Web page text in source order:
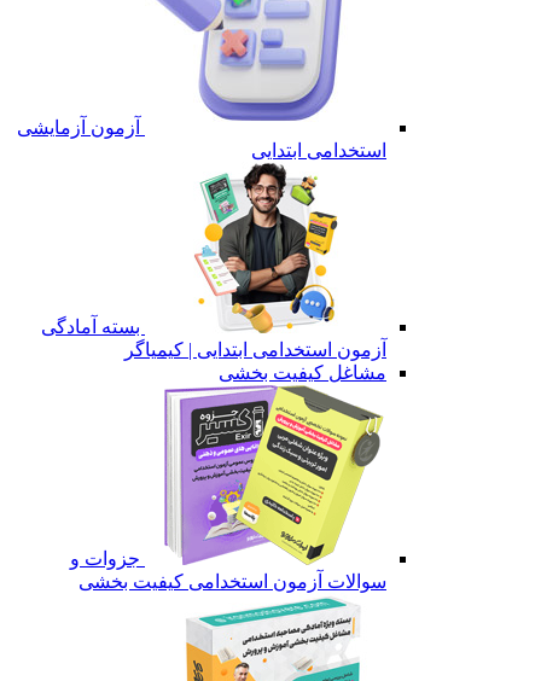
آزمون آزمایشی
استخدامی ابتدایی
بسته آمادگی
آزمون استخدامی ابتدایی | کیمیاگر
مشاغل کیفیت بخشی
جزوات و
سوالات آزمون استخدامی کیفیت بخشی